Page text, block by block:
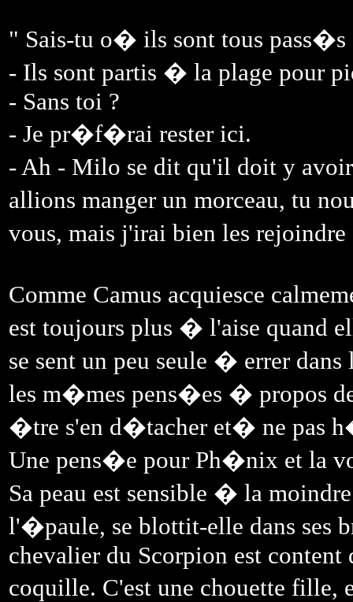
" Sais-tu o� ils sont tous pass�s
- Ils sont partis � la plage pour
- Sans toi ?
- Je pr�f�rai rester ici.
- Ah - Milo se dit qu'il doit y
allions manger un morceau, tu
vous, mais j'irai bien les
Comme Camus acquiesce
est toujours plus � l'aise quand
se sent un peu seule � errer
les m�mes pens�es � propos
�tre s'en d�tacher et� ne pas
Une pens�e pour Ph�nix et la
Sa peau est sensible � la
l'�paule, se blottit-elle dans ses
chevalier du Scorpion est content
coquille. C'est une chouette